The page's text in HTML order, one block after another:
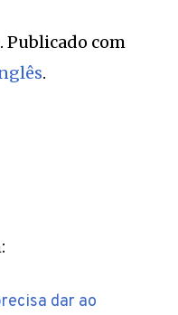
Publicado com
.
dar ao